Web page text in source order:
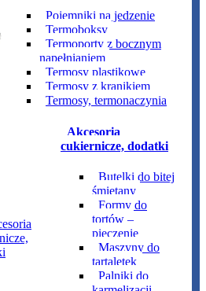
Pojemniki na jedzenie
Termoboksy
Termoporty z bocznym
napełnianiem
Termosy plastikowe
Termosy z kranikiem
Termosy, termonaczynia
Akcesoria
cukiernicze, dodatki
Butelki do bitej
śmietany
Formy do
tortów –
pieczenie
Maszyny do
tartaletek
Palniki do